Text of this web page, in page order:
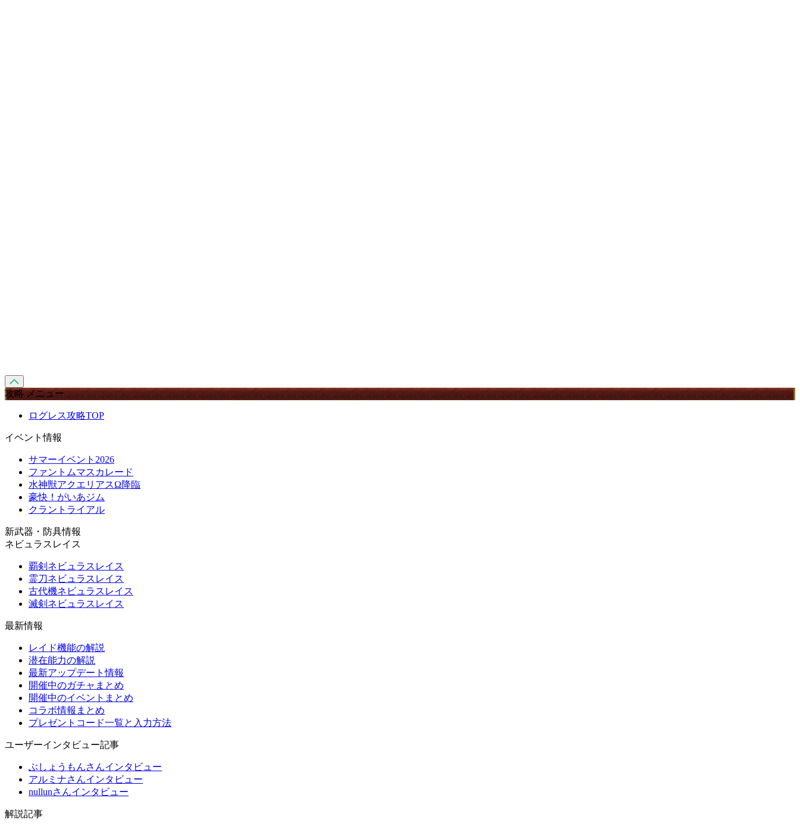
攻略 メニュー
ログレス攻略TOP
イベント情報
サマーイベント2026
ファントムマスカレード
水神獣アクエリアスΩ降臨
豪快！がいあジム
クラントライアル
新武器・防具情報
ネビュラスレイス
覇剣ネビュラスレイス
霊刀ネビュラスレイス
古代機ネビュラスレイス
滅剣ネビュラスレイス
最新情報
レイド機能の解説
潜在能力の解説
最新アップデート情報
開催中のガチャまとめ
開催中のイベントまとめ
コラボ情報まとめ
プレゼントコード一覧と入力方法
ユーザーインタビュー記事
ぶしょうもんさんインタビュー
アルミナさんインタビュー
nullunさんインタビュー
解説記事